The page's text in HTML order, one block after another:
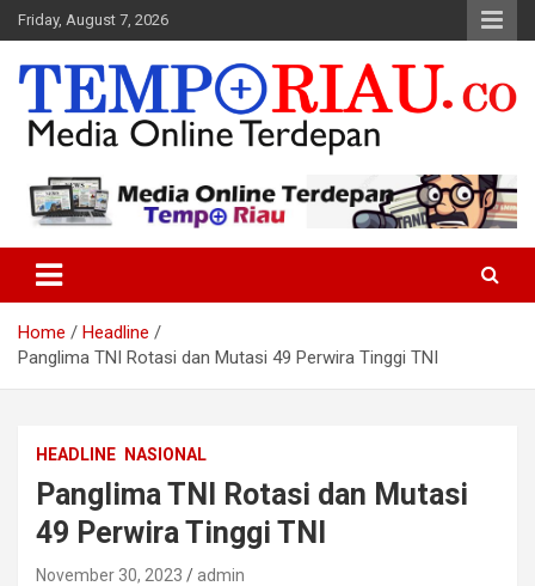
Skip
to
content
Friday, August 7, 2026
Tempo Riau
Home
Headline
Panglima TNI Rotasi dan Mutasi 49 Perwira Tinggi TNI
HEADLINE NASIONAL
Panglima TNI Rotasi dan Mutasi
49 Perwira Tinggi TNI
November 30, 2023 admin